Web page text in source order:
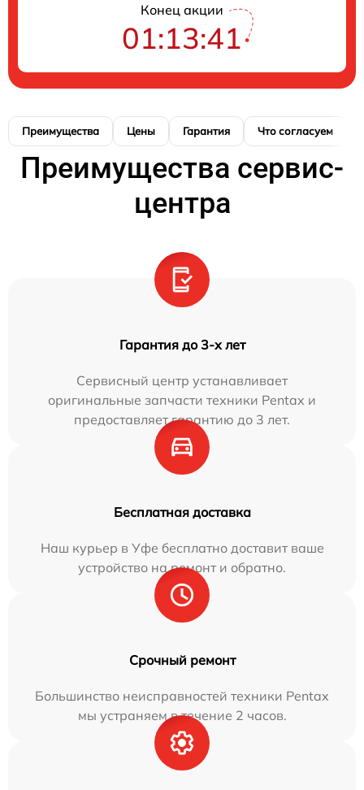
Конец акции
01:13:40
Преимущества Цены Гарантия Что согласуем
Преимущества сервис-
центра
Гарантия до 3-х лет
Сервисный центр устанавливает
оригинальные запчасти техники Pentax и
предоставляет гарантию до 3 лет.
Бесплатная доставка
Наш курьер в Уфе бесплатно доставит ваше
устройство на ремонт и обратно.
Срочный ремонт
Большинство неисправностей техники Pentax
мы устраняем в течение 2 часов.